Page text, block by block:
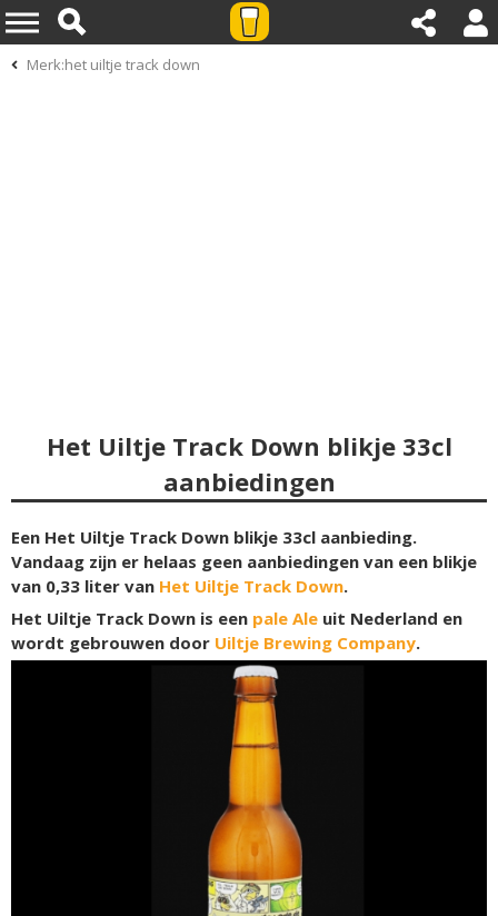
Merk:het uiltje track down
Het Uiltje Track Down blikje 33cl
aanbiedingen
Een Het Uiltje Track Down blikje 33cl aanbieding.
Vandaag zijn er helaas geen aanbiedingen van een blikje
van 0,33 liter van Het Uiltje Track Down.
Het Uiltje Track Down is een pale Ale uit Nederland en
wordt gebrouwen door Uiltje Brewing Company.